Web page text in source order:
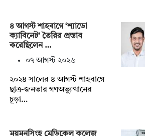
৪ আগস্ট শাহবাগে ‘শ্যাডো
ক্যাবিনেট’ তৈরির প্রস্তাব
করেছিলেন …
০৭ আগস্ট ২০২৬
২০২৪ সালের ৪ আগস্ট শাহবাগে
ছাত্র-জনতার গণঅভ্যুত্থানের
চূড়া…
ময়মনসিংহ মেডিকেল কলেজ